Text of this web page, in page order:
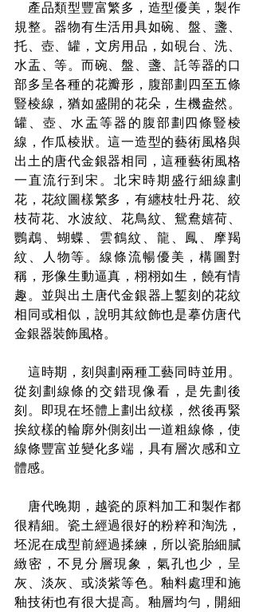
產品類型豐富繁多，造型優美，製作
規整。器物有生活用具如碗、盤、盞、
托、壺、罐，文房用品，如硯台、洗、
水盂、等。而碗、盤、盞、託等器的口
部多呈各種的花瓣形，腹部劃四至五條
豎棱線，猶如盛開的花朵，生機盎然。
罐、壺、水盂等器的腹部劃四條豎棱
線，作瓜棱狀。這一造型的藝術風格與
出土的唐代金銀器相同，這種藝術風格
一直流行到宋。北宋時期盛行細線劃
花，花紋圖樣繁多，有纏枝牡丹花、絞
枝荷花、水波紋、花鳥紋、鴛鴦嬉荷、
鸚鵡、蝴蝶、雲鶴紋、龍、鳳、摩羯
紋、人物等。線條流暢優美，構圖對
稱，形像生動逼真，栩栩如生，饒有情
趣。並與出土唐代金銀器上鏨刻的花紋
相同或相似，說明其紋飾也是摹仿唐代
金銀器裝飾風格。
這時期，刻與劃兩種工藝同時並用。
從刻劃線條的交錯現像看，是先劃後
刻。即現在坯體上劃出紋樣，然後再緊
挨紋樣的輪廓外側刻出一道粗線條，使
線條豐富並變化多端，具有層次感和立
體感。
唐代晚期，越瓷的原料加工和製作都
很精細。瓷土經過很好的粉粹和淘洗，
坯泥在成型前經過揉練，所以瓷胎細膩
緻密，不見分層現象，氣孔也少，呈
灰、淡灰、或淡紫等色。釉料處理和施
釉技術也有很大提高。釉層均勻，開細